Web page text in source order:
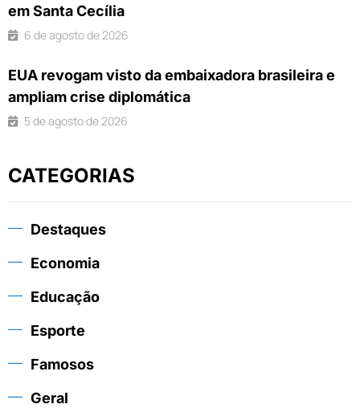
em Santa Cecília
6 de agosto de 2026
EUA revogam visto da embaixadora brasileira e
ampliam crise diplomática
5 de agosto de 2026
CATEGORIAS
Destaques
Economia
Educação
Esporte
Famosos
Geral